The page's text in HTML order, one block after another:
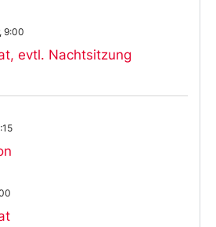
evtl. Nachtsitzung
9:00